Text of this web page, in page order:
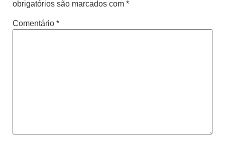
obrigatórios são marcados com *
Comentário *